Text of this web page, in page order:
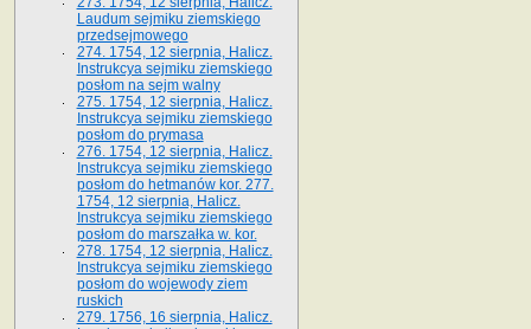
Laudum sejmiku ziemskiego
przedsejmowego
274. 1754, 12 sierpnia, Halicz.
Instrukcya sejmiku ziemskiego
posłom na sejm walny
275. 1754, 12 sierpnia, Halicz.
Instrukcya sejmiku ziemskiego
posłom do prymasa
276. 1754, 12 sierpnia, Halicz.
Instrukcya sejmiku ziemskiego
posłom do hetmanów kor. 277.
1754, 12 sierpnia, Halicz.
Instrukcya sejmiku ziemskiego
posłom do marszałka w. kor.
278. 1754, 12 sierpnia, Halicz.
Instrukcya sejmiku ziemskiego
posłom do wojewody ziem
ruskich
279. 1756, 16 sierpnia, Halicz.